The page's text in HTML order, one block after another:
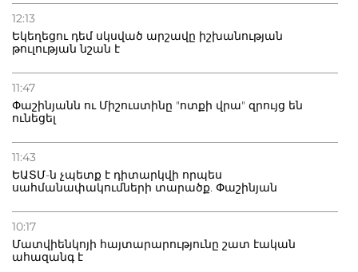
12:13
Եկեղեցու դեմ սկսված արշավը իշխանության
թուլության նշան է
11:47
Փաշինյանն ու Միշուստինը "ոտքի վրա" զրույց են
ունեցել
11:43
ԵԱՏՄ-ն չպետք է դիտարկվի որպես
սահմանափակումների տարածք. Փաշինյան
10:17
Մատվիենկոյի հայտարարությունը շատ էական
ահազանգ է